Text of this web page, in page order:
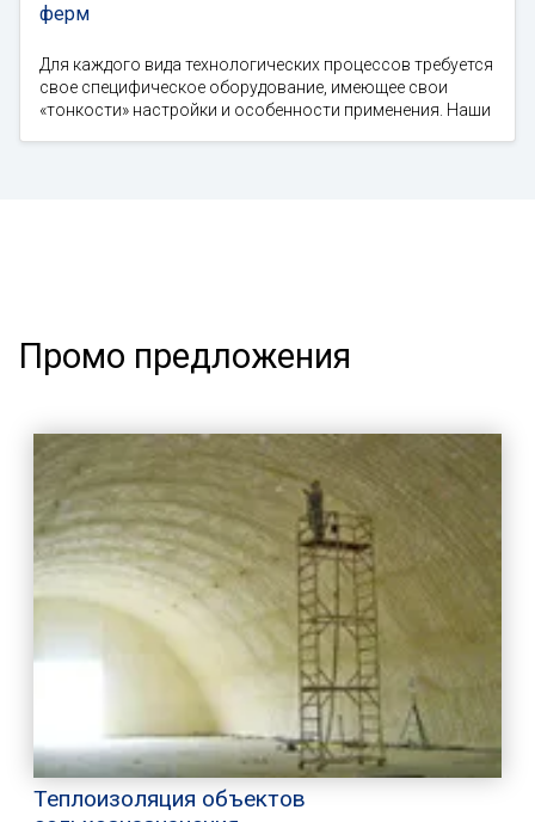
ферм
Для каждого вида технологических процессов требуется
свое специфическое оборудование, имеющее свои
«тонкости» настройки и особенности применения. Наши
Промо предложения
Теплоизоляция объектов